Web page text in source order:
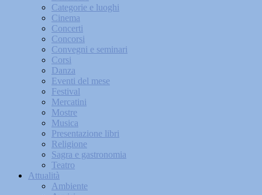
Categorie e luoghi
Cinema
Concerti
Concorsi
Convegni e seminari
Corsi
Danza
Eventi del mese
Festival
Mercatini
Mostre
Musica
Presentazione libri
Religione
Sagra e gastronomia
Teatro
Attualità
Ambiente